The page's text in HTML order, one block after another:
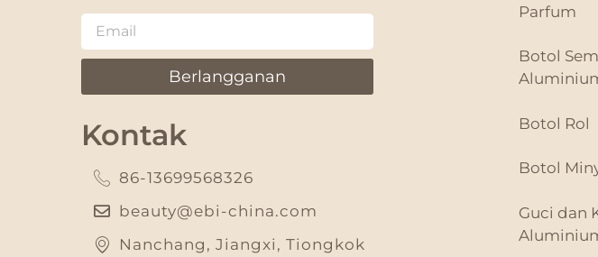
Berlangganan
Kontak
86-13699568326
beauty@ebi-china.com
Nanchang, Jiangxi, Tiongkok
Parfum
Botol
Botol Rol
Botol
Guci dan